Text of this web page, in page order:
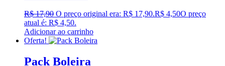
R$17,90 O preço original era: R$ 17,90.R$ 4,50O preço
atual é: R$ 4,50.
Adicionar ao carrinho
Oferta!
Pack Boleira